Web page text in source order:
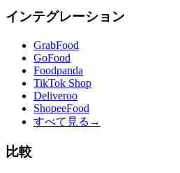
インテグレーション
GrabFood
GoFood
Foodpanda
TikTok Shop
Deliveroo
ShopeeFood
すべて見る →
比較